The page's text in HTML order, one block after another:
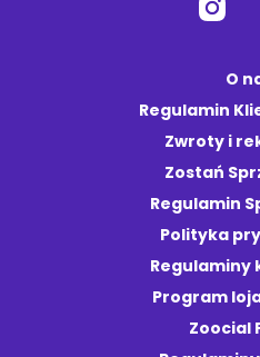
O
Regulamin
Zwroty i
Zostań
Regulamin
Polityka
Regulaminy
Program
Zoocial